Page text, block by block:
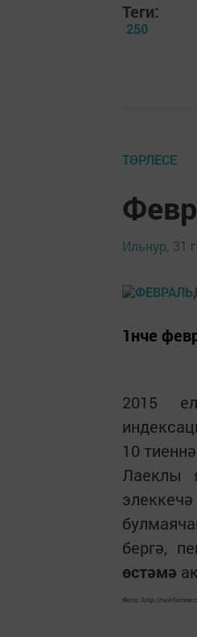
Теги:
250
ТӨРЛЕСЕ
Ильнур, 31
1нче
2015
10
Лаеклы
бергә,
өстәмә
Фото: http://